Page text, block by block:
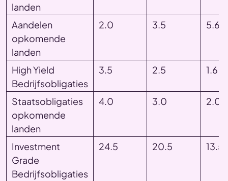
landen
Aandelen
opkomende
landen
2.0 3.5 5.6
High Yield
Bedrijfsobligaties
3.5 2.5 1.6
Staatsobligaties
opkomende
landen
4.0 3.0 2.0
Investment
Grade
Bedrijfsobligaties
24.5 20.5 13.5